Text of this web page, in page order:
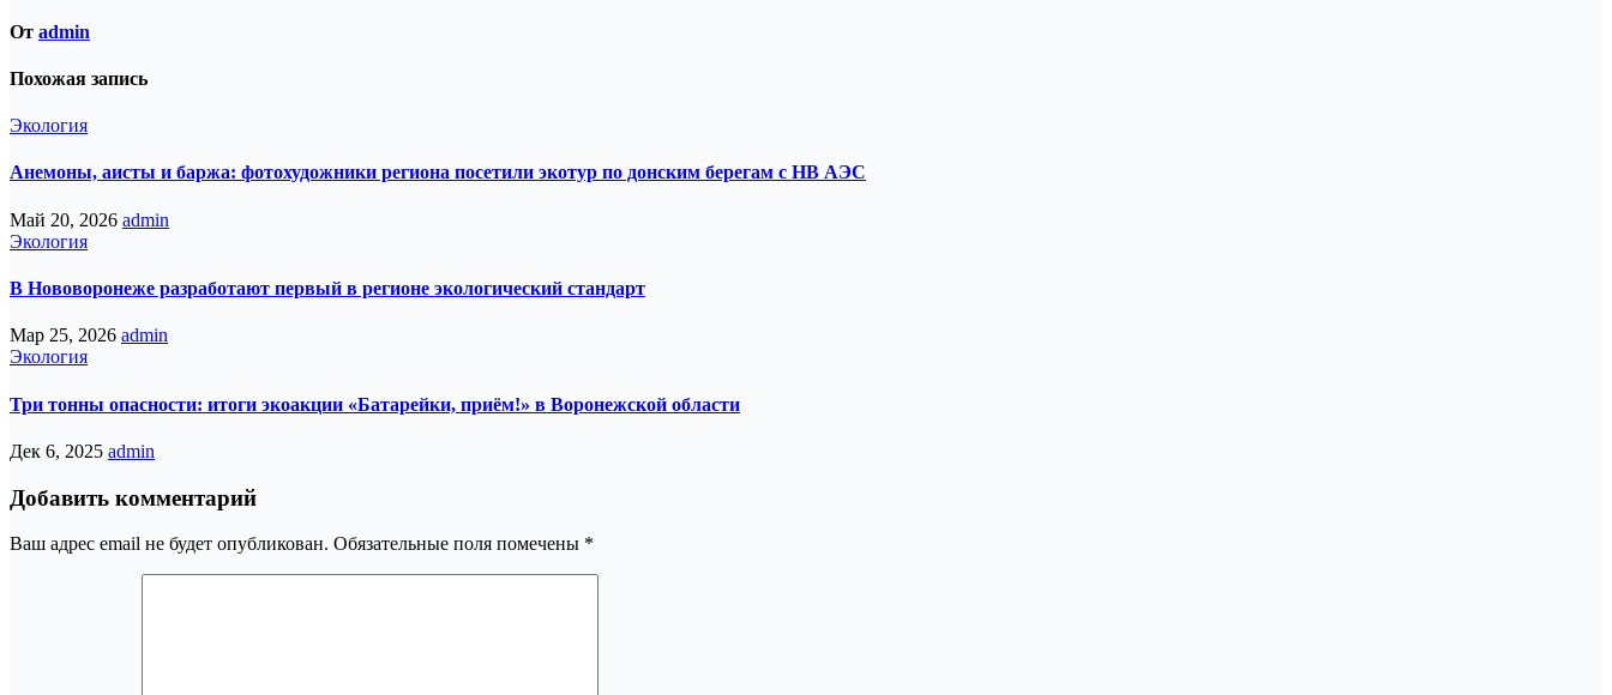
От admin
Похожая запись
Экология
Анемоны, аисты и баржа: фотохудожники региона посетили экотур по донским берегам с НВ АЭС
Май 20, 2026 admin
Экология
В Нововоронеже разработают первый в регионе экологический стандарт
Мар 25, 2026 admin
Экология
Три тонны опасности: итоги экоакции «Батарейки, приём!» в Воронежской области
Дек 6, 2025 admin
Добавить комментарий
Ваш адрес email не будет опубликован. Обязательные поля помечены *